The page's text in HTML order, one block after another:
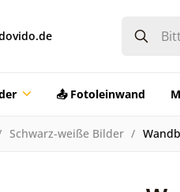
📤 Fotoleinwand
Schwarz-weiße Bilder